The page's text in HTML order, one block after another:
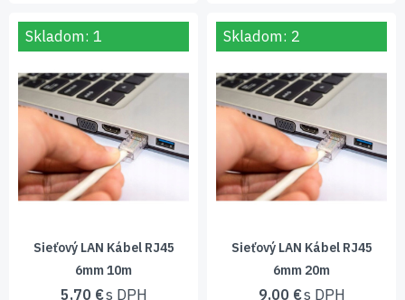
Skladom: 1
Sieťový LAN Kábel RJ45
6mm 10m
5,70 €
Skladom: 2
Sieťový LAN Kábel RJ45
6mm 20m
9,00 €